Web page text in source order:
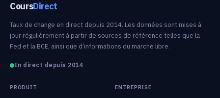
CoursDirect
Taux de change en direct depuis 2014. Les données sont mises à
jour régulièrement à partir de sources de référence telles que la
Fed et la BCE, ainsi que d’informations du marché libre.
En direct depuis 2014
PRODUIT ENTREPRISE